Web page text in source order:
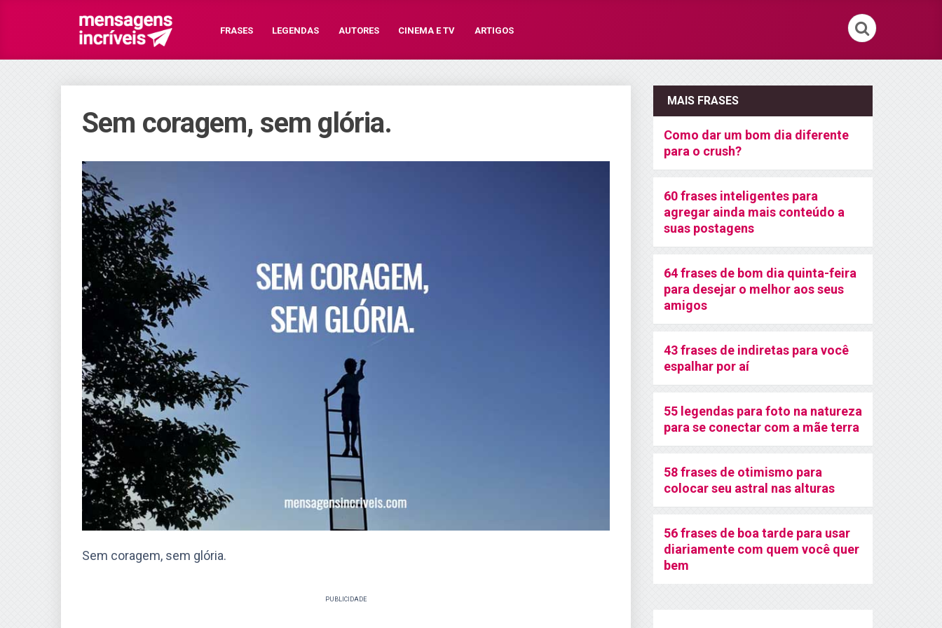
FRASES LEGENDAS AUTORES CINEMA E TV ARTIGOS
Sem coragem, sem glória.
Sem coragem, sem glória.
PUBLICIDADE
MAIS FRASES
Como dar um bom dia diferente
para o crush?
60 frases inteligentes para
agregar ainda mais conteúdo a
suas postagens
64 frases de bom dia quinta-feira
para desejar o melhor aos seus
amigos
43 frases de indiretas para você
espalhar por aí
55 legendas para foto na natureza
para se conectar com a mãe terra
58 frases de otimismo para
colocar seu astral nas alturas
56 frases de boa tarde para usar
diariamente com quem você quer
bem